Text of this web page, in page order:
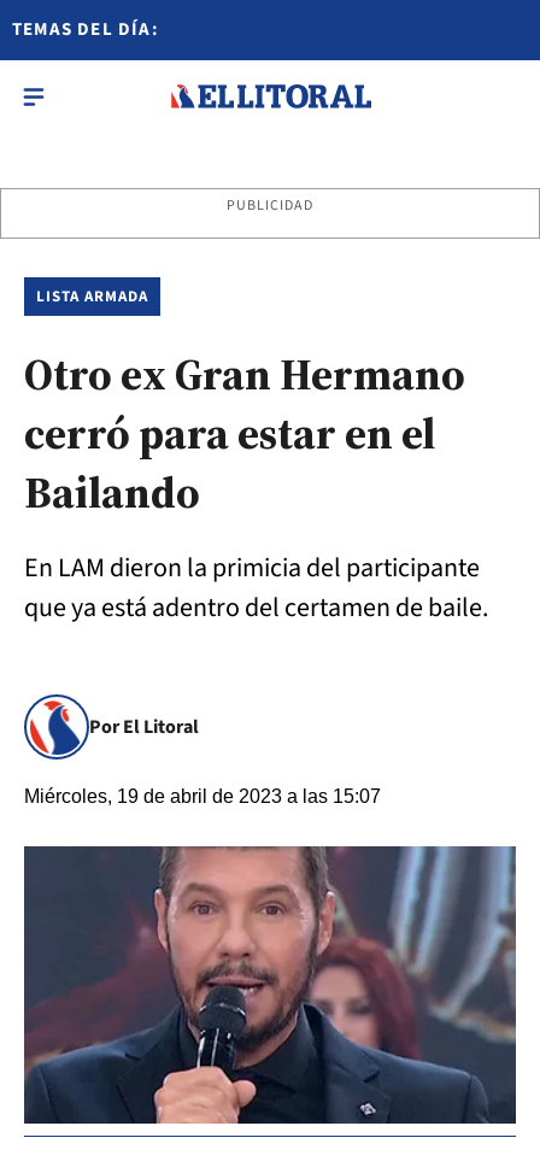
TEMAS DEL DÍA:
PUBLICIDAD
LISTA ARMADA
Otro ex Gran Hermano
cerró para estar en el
Bailando
En LAM dieron la primicia del participante
que ya está adentro del certamen de baile.
Por El Litoral
Miércoles, 19 de abril de 2023 a las 15:07